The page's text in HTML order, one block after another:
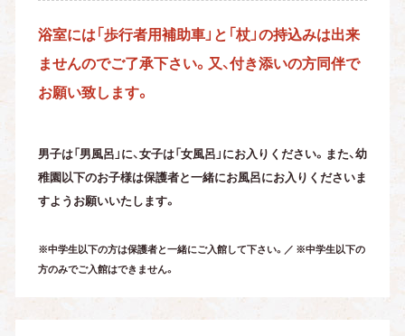
浴室には「歩行者用補助車」と「杖」の持込みは出来
ませんのでご了承下さい。又、付き添いの方同伴で
お願い致します。
男子は「男風呂」に、女子は「女風呂」にお入りください。また、幼
稚園以下のお子様は保護者と一緒にお風呂にお入りくださいま
すようお願いいたします。
※中学生以下の方は保護者と一緒にご入館して下さい。／ ※中学生以下の
方のみでご入館はできません。